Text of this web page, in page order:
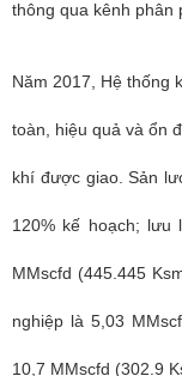
thông qua kênh phân
Năm 2017, Hệ thống
toàn, hiệu quả và ổn
khí được giao. Sản
120% kế hoạch;
MMscfd (445.445
nghiệp là 5,03
10,7 MMscfd (302.9